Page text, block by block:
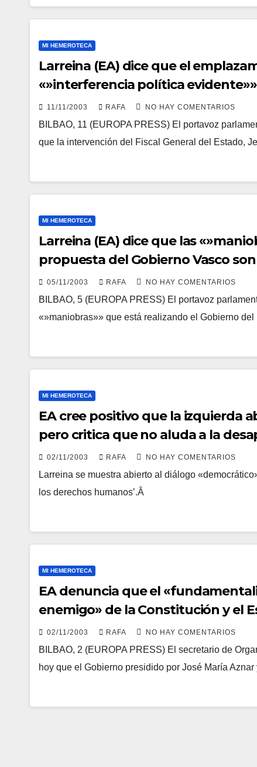
MI HEMEROTECA
Larreina (EA) dice que el
«»interferencia polí­tica
11/11/2003 RAFA NO HAY COMENTARIOS
BILBAO, 11 (EUROPA PRESS) El portavoz
que la intervención del Fiscal General del Estado,
MI HEMEROTECA
Larreina (EA) dice que las
propuesta del Gobierno Vasco
05/11/2003 RAFA NO HAY COMENTARIOS
BILBAO, 5 (EUROPA PRESS) El portavoz
«»maniobras»» que está realizando el Gobierno
MI HEMEROTECA
EA cree positivo que la izquierda
pero critica que no aluda a la
02/11/2003 RAFA NO HAY COMENTARIOS
Larreina se muestra abierto al diálogo
los derechos humanos’.Â
MI HEMEROTECA
EA denuncia que el
enemigo» de la Constitución y el
02/11/2003 RAFA NO HAY COMENTARIOS
BILBAO, 2 (EUROPA PRESS) El secretario de
hoy que el Gobierno presidido por José Marí­a